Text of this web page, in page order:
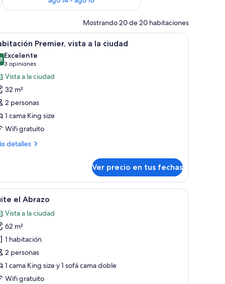
Mostrando 20 de 20 habitaciones
silla, mesa con lámpara y espejo.Habitación de hotel con una cama grande,
10 Premier, vista a la ciudad
de 10
Excelente
3 opiniones
(3
opiniones)
Vista a la ciudad
32 m²
2 personas
1 cama King size
Wifi gratuito
detalles
Ver precio en tus fechas
y cuadros enmarcados en la pared.
un espejo, un cabecero de madera, dos mesitas de noche con lámparas
Una terraza en la azotea con mobiliario
13 el Abrazo
Vista a la ciudad
62 m²
1 habitación
2 personas
1 cama King size y 1 sofá cama doble
Wifi gratuito